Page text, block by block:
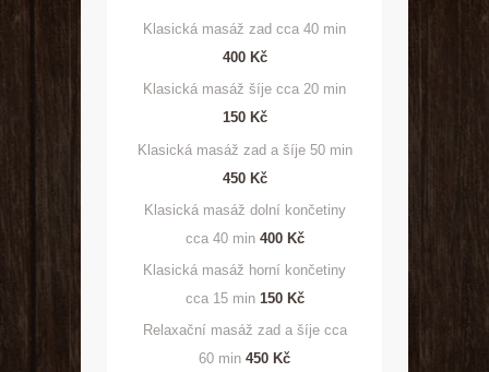
Klasická masáž zad cca 40 min
400 Kč
Klasická masáž šíje cca 20 min
150 Kč
Klasická masáž zad a šíje 50 min
450 Kč
Klasická masáž dolní končetiny
cca 40 min 400 Kč
Klasická masáž horní končetiny
cca 15 min 150 Kč
Relaxační masáž zad a šíje cca
60 min 450 Kč